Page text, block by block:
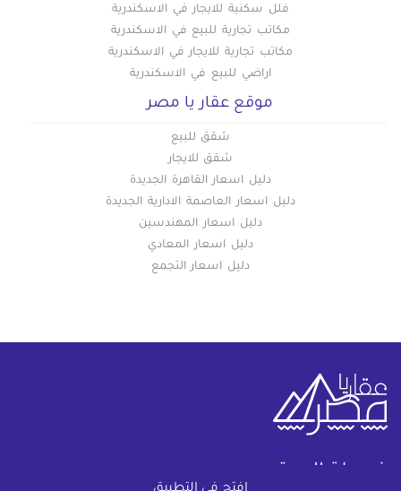
فلل سكنية للايجار في الاسكندرية
مكاتب تجارية للبيع في الاسكندرية
مكاتب تجارية للايجار في الاسكندرية
اراضي للبيع في الاسكندرية
موقع عقار يا مصر
شقق للبيع
شقق للايجار
دليل اسعار القاهرة الجديدة
دليل اسعار العاصمة الادارية الجديدة
دليل اسعار المهندسين
دليل اسعار المعادي
دليل اسعار التجمع